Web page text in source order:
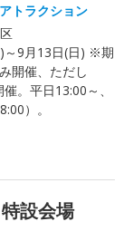
トラクション
～9月13日(日) ※期
開催、ただし
。平日13:00～、
）。
設会場